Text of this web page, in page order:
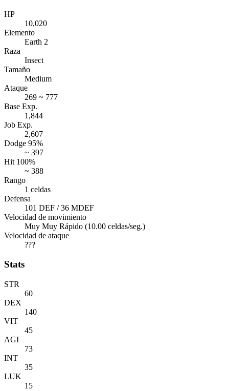
HP
10,020
Elemento
Earth 2
Raza
Insect
Tamaño
Medium
Ataque
269 ~ 777
Base Exp.
1,844
Job Exp.
2,607
Dodge 95%
~ 397
Hit 100%
~ 388
Rango
1 celdas
Defensa
101 DEF / 36 MDEF
Velocidad de movimiento
Muy Muy Rápido (10.00 celdas/seg.)
Velocidad de ataque
???
Stats
STR
60
DEX
140
VIT
45
AGI
73
INT
35
LUK
15